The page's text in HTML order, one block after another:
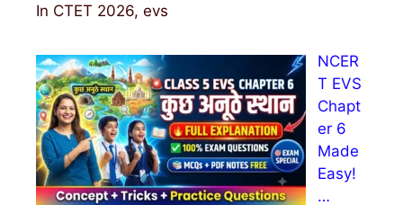
In CTET 2026, evs
NCER
T EVS
Chapt
er 6
Made
Easy!
…